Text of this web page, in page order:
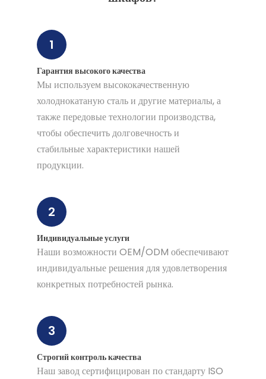
1
Гарантия высокого качества
Мы используем высококачественную
холоднокатаную сталь и другие материалы, а
также передовые технологии производства,
чтобы обеспечить долговечность и
стабильные характеристики нашей
продукции.
2
Индивидуальные услуги
Наши возможности OEM/ODM обеспечивают
индивидуальные решения для удовлетворения
конкретных потребностей рынка.
3
Строгий контроль качества
Наш завод сертифицирован по стандарту ISO